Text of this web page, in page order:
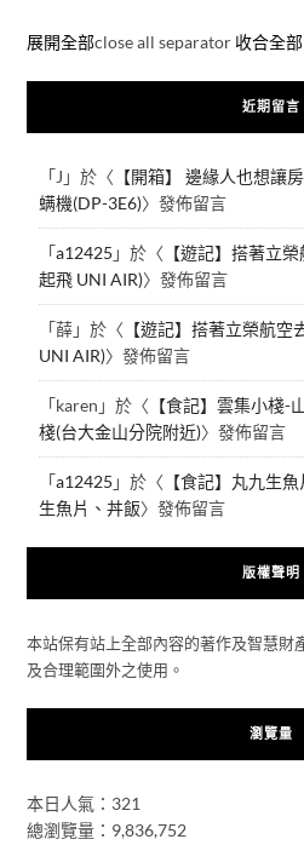
展開全部close all separator 收合全部
近期留言
「J 」於〈 【開箱】 邊緣人也想讓
螨機(DP-3E6)〉發佈留言
「a12425 」於〈 【遊記】搭著立
起飛 UNI AIR)〉發佈留言
「薛」於〈 【遊記】搭著立榮航
UNI AIR)〉發佈留言
「karen 」於〈 【食記】雲集小棧-
棧(台大金山分院附近)〉發佈留言
「a12425 」於〈 【食記】丸九生
生魚片、丼飯〉發佈留言
版權聲明
本站保有站上全部內容的著作及智慧財
及合理範圍外之使用。
瀏覽量
本日人氣：321
總瀏覽量：9,836,752